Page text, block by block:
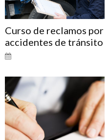
Curso de reclamos por
accidentes de tránsito